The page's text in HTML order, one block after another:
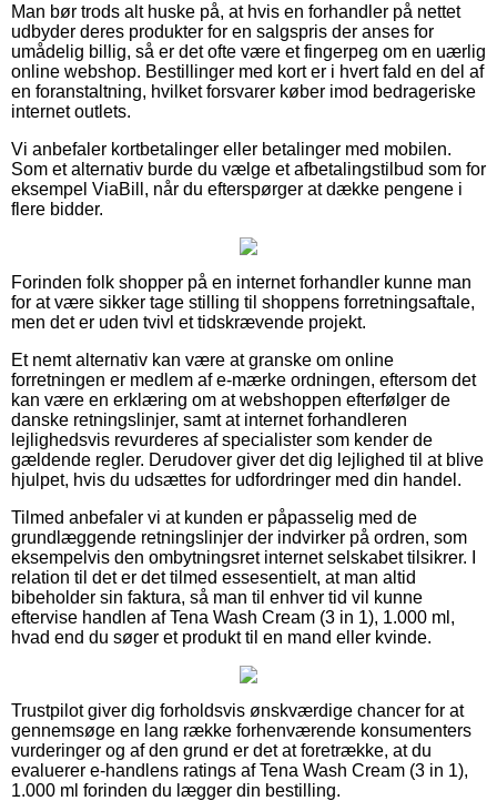
Man bør trods alt huske på, at hvis en forhandler på nettet
udbyder deres produkter for en salgspris der anses for
umådelig billig, så er det ofte være et fingerpeg om en uærlig
online webshop. Bestillinger med kort er i hvert fald en del af
en foranstaltning, hvilket forsvarer køber imod bedrageriske
internet outlets.
Vi anbefaler kortbetalinger eller betalinger med mobilen.
Som et alternativ burde du vælge et afbetalingstilbud som for
eksempel ViaBill, når du efterspørger at dække pengene i
flere bidder.
Forinden folk shopper på en internet forhandler kunne man
for at være sikker tage stilling til shoppens forretningsaftale,
men det er uden tvivl et tidskrævende projekt.
Et nemt alternativ kan være at granske om online
forretningen er medlem af e-mærke ordningen, eftersom det
kan være en erklæring om at webshoppen efterfølger de
danske retningslinjer, samt at internet forhandleren
lejlighedsvis revurderes af specialister som kender de
gældende regler. Derudover giver det dig lejlighed til at blive
hjulpet, hvis du udsættes for udfordringer med din handel.
Tilmed anbefaler vi at kunden er påpasselig med de
grundlæggende retningslinjer der indvirker på ordren, som
eksempelvis den ombytningsret internet selskabet tilsikrer. I
relation til det er det tilmed essesentielt, at man altid
bibeholder sin faktura, så man til enhver tid vil kunne
eftervise handlen af Tena Wash Cream (3 in 1), 1.000 ml,
hvad end du søger et produkt til en mand eller kvinde.
Trustpilot giver dig forholdsvis ønskværdige chancer for at
gennemsøge en lang række forhenværende konsumenters
vurderinger og af den grund er det at foretrække, at du
evaluerer e-handlens ratings af Tena Wash Cream (3 in 1),
1.000 ml forinden du lægger din bestilling.